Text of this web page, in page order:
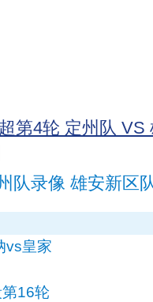
第4轮 定州队 VS
队录像 雄安新区
vs皇家
16轮